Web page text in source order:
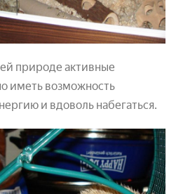
природе активные
иметь возможность
и вдоволь набегаться.